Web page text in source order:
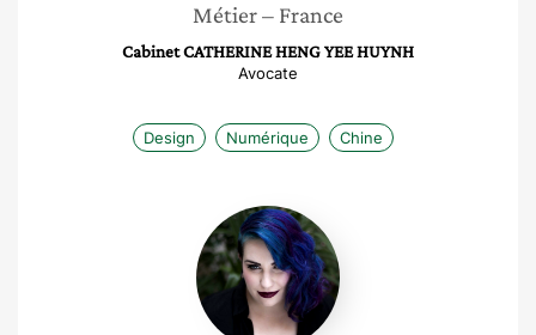
Métier– France
Cabinet CATHERINE HENG YEE HUYNH
Avocate
Design Numérique Chine
Mylène
Frogé